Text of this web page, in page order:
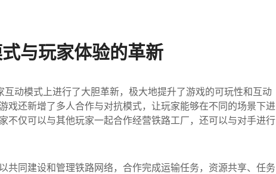
与玩家体验的革新
动模式上进行了大胆革新，极大地提升了游戏的可玩性和互动
戏还新增了多人合作与对抗模式，让玩家能够在不同的场景下进
不仅可以与其他玩家一起合作经营铁路工厂，还可以与对手进行
共同建设和管理铁路网络，合作完成运输任务，资源共享、任务